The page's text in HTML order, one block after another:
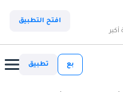
افتح التطبيق
بع تطبيق